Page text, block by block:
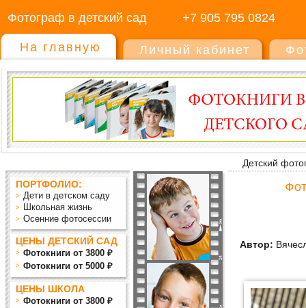
Фотограф в детский сад +7 905 795 0824
На главную Личный кабинет
Детский
ПОРТФОЛИО:
Дети в детском саду
Школьная жизнь
Осенние фотосессии
ЦЕНЫ ДЕТСКИЙ САД
Фотокниги от 3800 ₽
Фотокниги от 5000 ₽
ЦЕНЫ ШКОЛА
Фотокниги от 3800 ₽
Автор: